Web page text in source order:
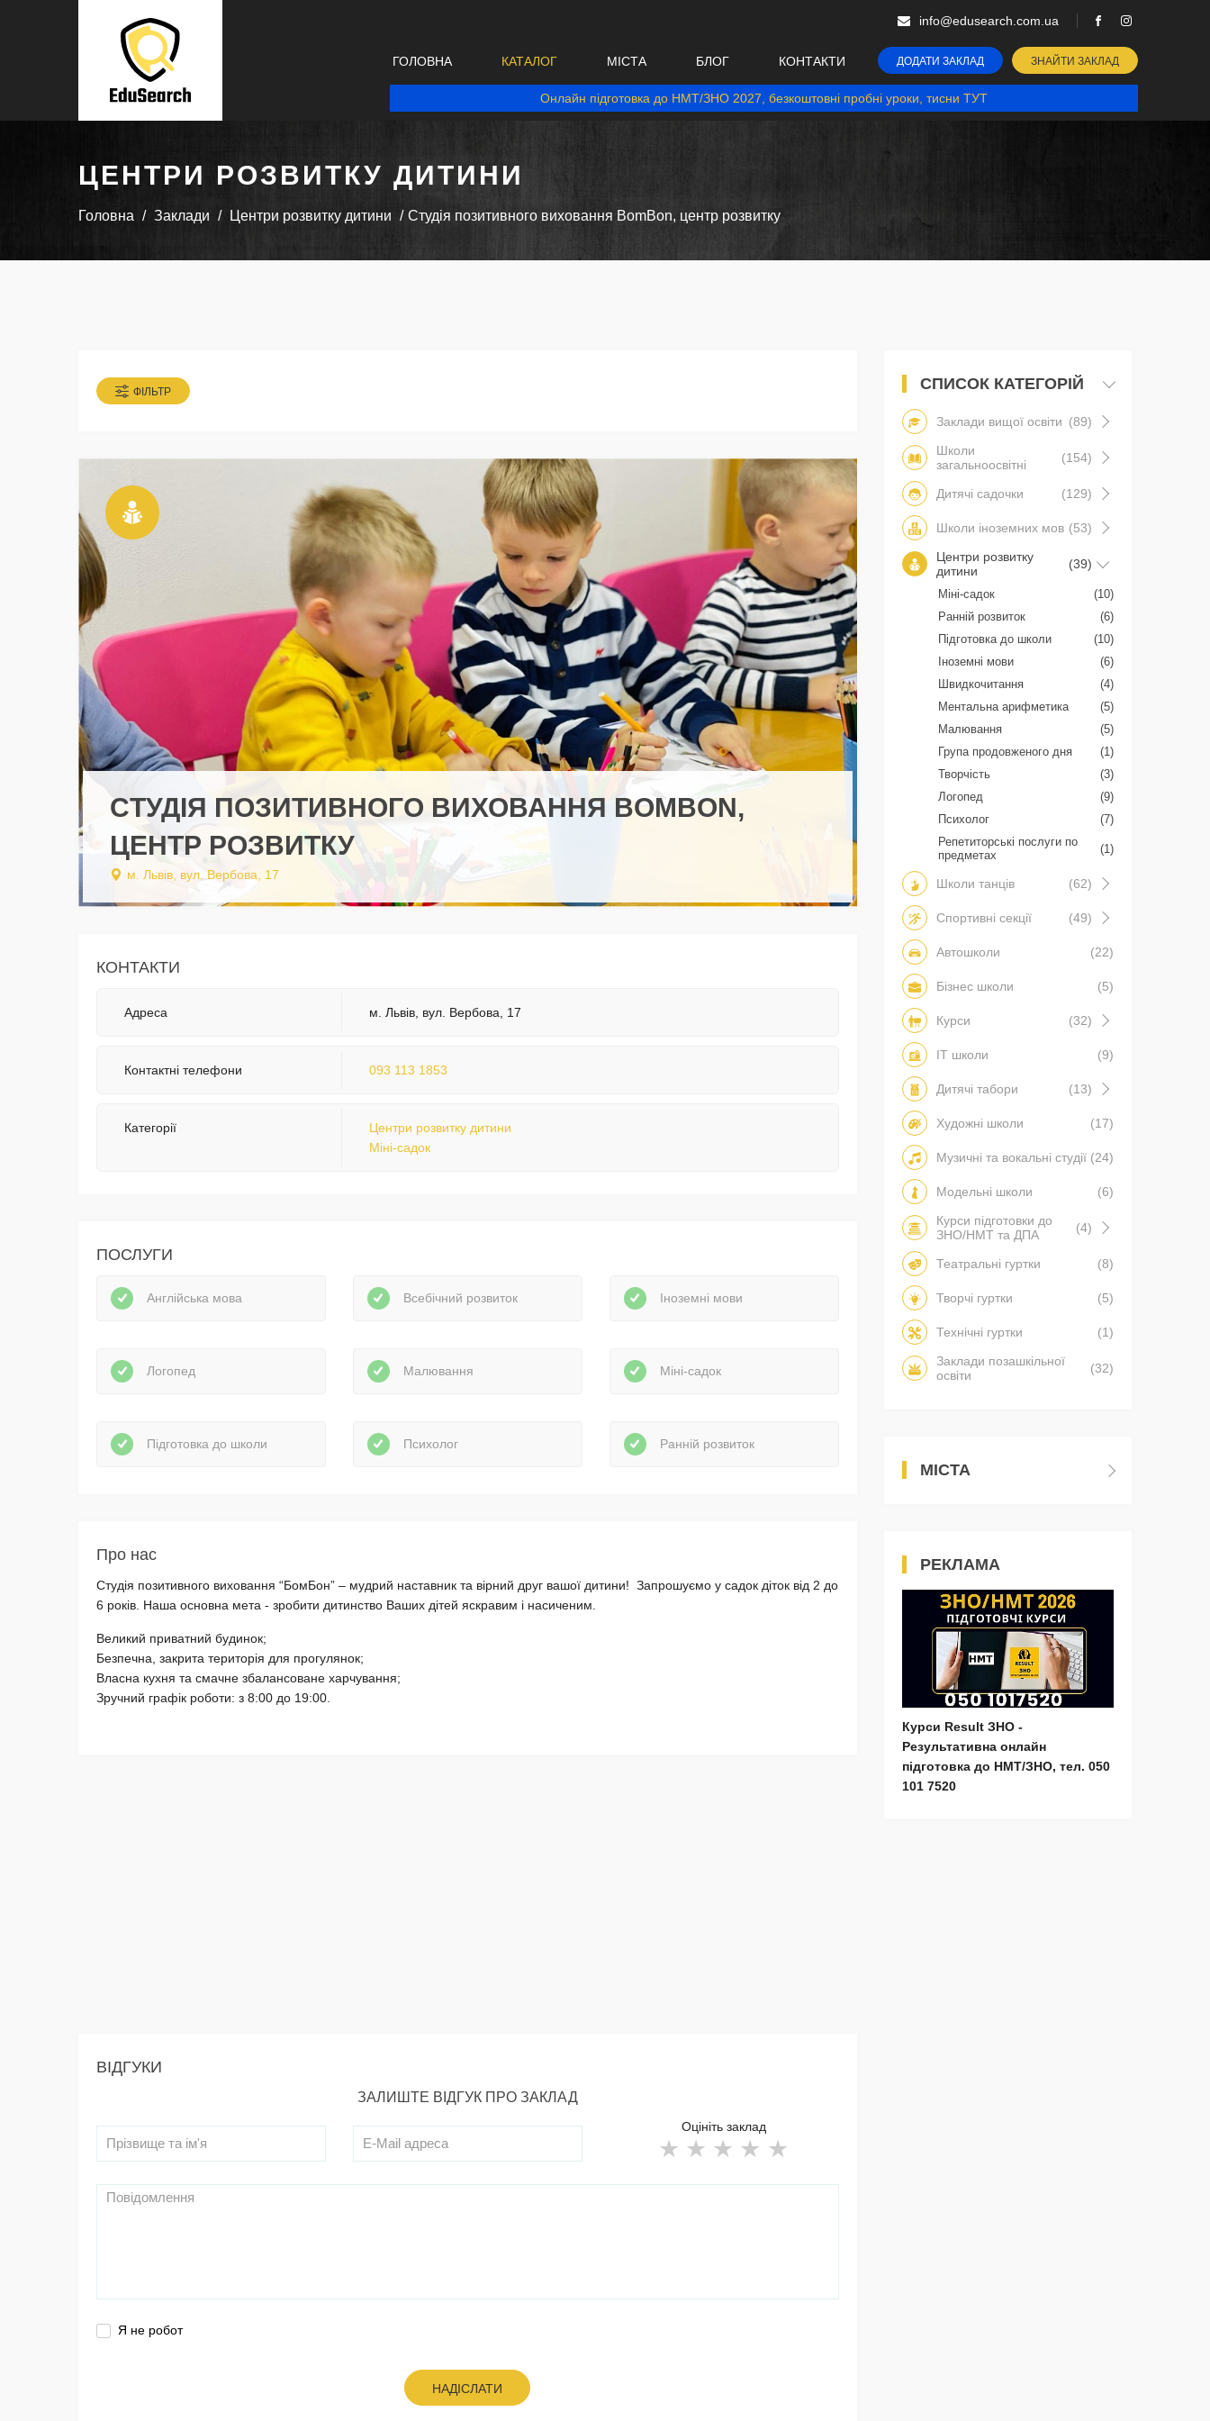
info@edusearch.com.ua
ГОЛОВНА КАТАЛОГ МІСТА БЛОГ КОНТАКТИ ДОДАТИ ЗАКЛАД ЗНАЙТИ ЗАКЛАД
Онлайн підготовка до НМТ/ЗНО 2027, безкоштовні пробні уроки, тисни ТУТ
ЦЕНТРИ РОЗВИТКУ ДИТИНИ
Головна Заклади Центри розвитку дитини Cтудія позитивного виховання BomBon, центр розвитку
ФІЛЬТР
CТУДІЯ ПОЗИТИВНОГО ВИХОВАННЯ BOMBON,
ЦЕНТР РОЗВИТКУ
м. Львів, вул. Вербова, 17
КОНТАКТИ
Адреса м. Львів, вул. Вербова, 17
Контактні телефони 093 113 1853
Категорії
Центри розвитку дитини
Міні-садок
ПОСЛУГИ
Англійська мова Всебічний розвиток Іноземні мови
Логопед Малювання Міні-садок
Підготовка до школи Психолог Ранній розвиток
Про нас
Студія позитивного виховання “БомБон” – мудрий наставник та вірний друг вашої дитини! Запрошуємо у садок діток від 2 до
6 років. Наша основна мета - зробити дитинство Ваших дітей яскравим i насиченим.
Великий приватний будинок;
Безпечна, закрита територія для прогулянок;
Власна кухня та смачне збалансоване харчування;
Зручний графік роботи: з 8:00 до 19:00.
ВІДГУКИ
ЗАЛИШТЕ ВІДГУК ПРО ЗАКЛАД
Оцініть заклад
Я не робот
НАДІСЛАТИ
СПИСОК КАТЕГОРІЙ
Заклади вищої освіти (89)
Школи
загальноосвітні
(154)
Дитячі садочки (129)
Школи іноземних мов (53)
Центри розвитку
дитини
(39)
Міні-садок
(10)
Ранній розвиток
(6)
Підготовка до школи
(10)
Іноземні мови
(6)
Швидкочитання
(4)
Ментальна арифметика
(5)
Малювання
(5)
Група продовженого дня
(1)
Творчість
(3)
Логопед
(9)
Психолог
(7)
Репетиторські послуги по
предметах
(1)
Школи танців (62)
Спортивні секції (49)
Автошколи (22)
Бізнес школи (5)
Курси (32)
IT школи (9)
Дитячі табори (13)
Художні школи (17)
Музичні та вокальні студії (24)
Модельні школи
(6)
Курси підготовки до
ЗНО/НМТ та ДПА
(4)
Театральні гуртки (8)
Творчі гуртки (5)
Технічні гуртки
(1)
Заклади позашкільної
освіти
(32)
МІСТА
РЕКЛАМА
Курси Result ЗНО -
Результативна онлайн
підготовка до НМТ/ЗНО, тел. 050
101 7520